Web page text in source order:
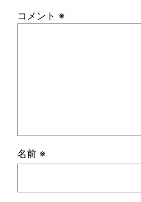
コメント ※
名前 ※